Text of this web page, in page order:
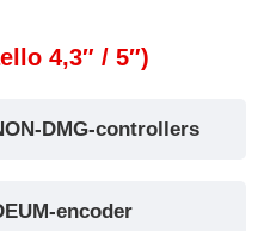
4,3″ / 5″)
DMG-controllers
encoder